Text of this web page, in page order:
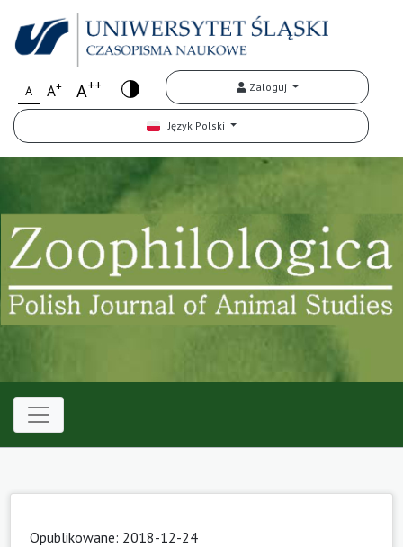
A A+ A++ Zaloguj
Język Polski
Opublikowane: 2018-12-24